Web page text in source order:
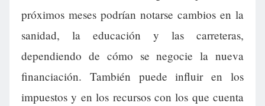
próximos meses podrían notarse cambios en la
sanidad, la educación y las carreteras,
dependiendo de cómo se negocie la nueva
financiación. También puede influir en los
impuestos y en los recursos con los que cuenta